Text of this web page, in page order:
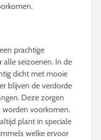
prachtige
alle seizoenen. In de
dicht met mooie
blijven de verdorde
Deze zorgen
worden voorkomen.
plant in speciale
welke ervoor